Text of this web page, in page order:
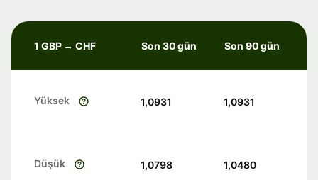
1 GBP → CHF Son 30 gün Son 90 gün
Yüksek 1,0931 1,0931
Düşük 1,0798 1,0480